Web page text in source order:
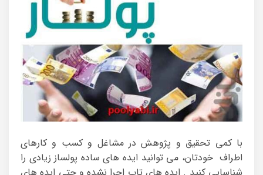
با کمی تحقیق و پژوهش در مشاغل و کسب و کارهای
اطراف خودتان، می توانید ایده های ساده پولساز زیادی را